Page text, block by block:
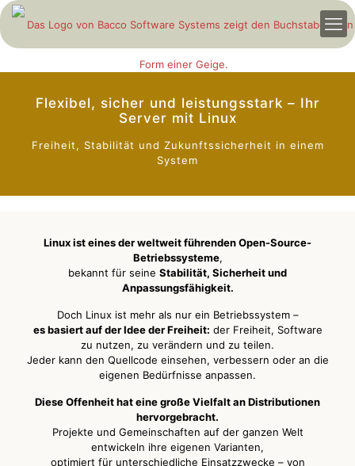
Flexibel, sicher und leistungsstark – Ihr
Server mit Linux
Freiheit, Stabilität und Zukunftssicherheit in einem
System
Linux ist eines der weltweit führenden Open-Source-
Betriebssysteme,
bekannt für seine Stabilität, Sicherheit und
Anpassungsfähigkeit.
Doch Linux ist mehr als nur ein Betriebssystem –
es basiert auf der Idee der Freiheit: der Freiheit, Software
zu nutzen, zu verändern und zu teilen.
Jeder kann den Quellcode einsehen, verbessern oder an die
eigenen Bedürfnisse anpassen.
Diese Offenheit hat eine große Vielfalt an Distributionen
hervorgebracht.
Projekte und Gemeinschaften auf der ganzen Welt
entwickeln ihre eigenen Varianten,
optimiert für unterschiedliche Einsatzzwecke – von